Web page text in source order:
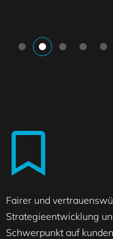
Fairer und
Strategieentwicklung
Schwerpunkt auf